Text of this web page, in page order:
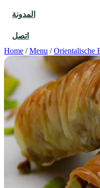
المدونة
اتصل
Home / Menu / Orientalische